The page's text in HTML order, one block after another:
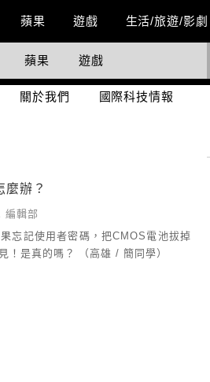
蘋果 遊戲 生活/旅遊/影劇
蘋果 遊戲
關於我們 國際科技情報
麼辦？
編輯部
忘記使用者密碼，把CMOS電池拔掉
！是真的嗎？ （高雄 / 簡同學）